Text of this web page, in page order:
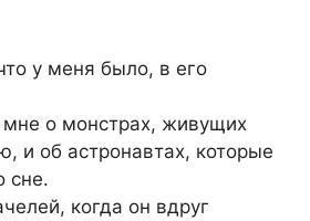
у меня было, в его
мне о монстрах, живущих
и об астронавтах, которые
сне.
когда он вдруг